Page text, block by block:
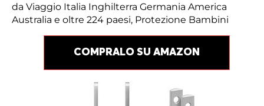
da Viaggio Italia Inghilterra Germania America
Australia e oltre 224 paesi, Protezione Bambini
COMPRALO SU AMAZON